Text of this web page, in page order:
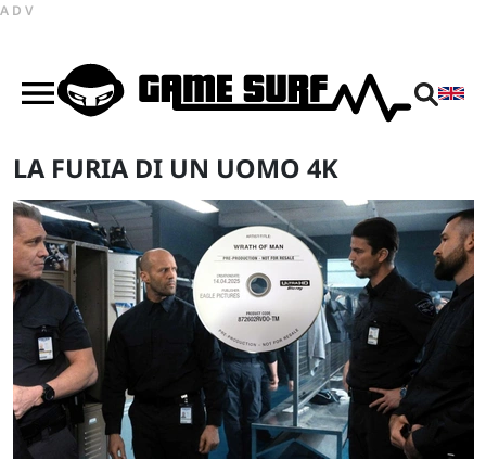
ADV
LA FURIA DI UN UOMO 4K